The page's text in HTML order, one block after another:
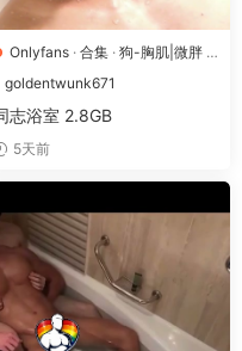
Onlyfans · 合集 · 狗-胸肌|微胖 ·
盲盒
goldentwunk671
MALEstory
OnlyFans
志浴室 2.8GB
5天前